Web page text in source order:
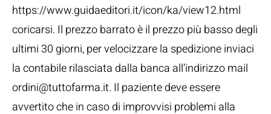
https://www.guidaeditori.it/icon/ka/view12.html
coricarsi. Il prezzo barrato è il prezzo più basso degli
ultimi 30 giorni, per velocizzare la spedizione inviaci
la contabile rilasciata dalla banca all’indirizzo mail
ordini@tuttofarma.it. Il paziente deve essere
avvertito che in caso di improvvisi problemi alla